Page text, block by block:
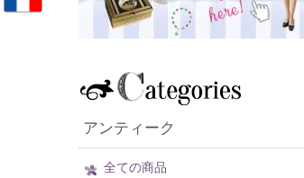
アンティーク
全ての商品